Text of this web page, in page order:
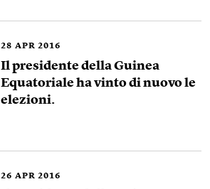
28 APR 2016
Il presidente della Guinea
Equatoriale ha vinto di nuovo le
elezioni.
26 APR 2016